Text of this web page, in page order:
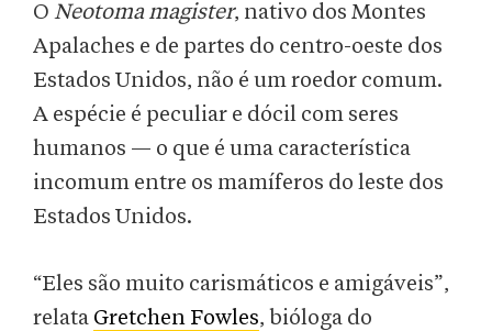
O Neotoma magister, nativo dos Montes
Apalaches e de partes do centro-oeste dos
Estados Unidos, não é um roedor comum.
A espécie é peculiar e dócil com seres
humanos — o que é uma característica
incomum entre os mamíferos do leste dos
Estados Unidos.
“Eles são muito carismáticos e amigáveis”,
relata Gretchen Fowles, bióloga do